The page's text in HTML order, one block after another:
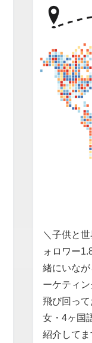
＼子供と
ォロワー
緒にいな
ーケティ
飛び回っ
女・4ヶ国
紹介してま